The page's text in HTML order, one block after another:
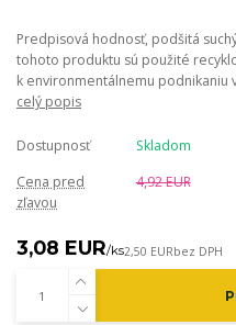
Predpisová hodnosť, podšitá
tohoto produktu sú použité
k environmentálnemu
celý popis
Dostupnosť
Skladom
Cena pred
zľavou
4,92 EUR
3,08 EUR/ks2,50 EURbez DPH